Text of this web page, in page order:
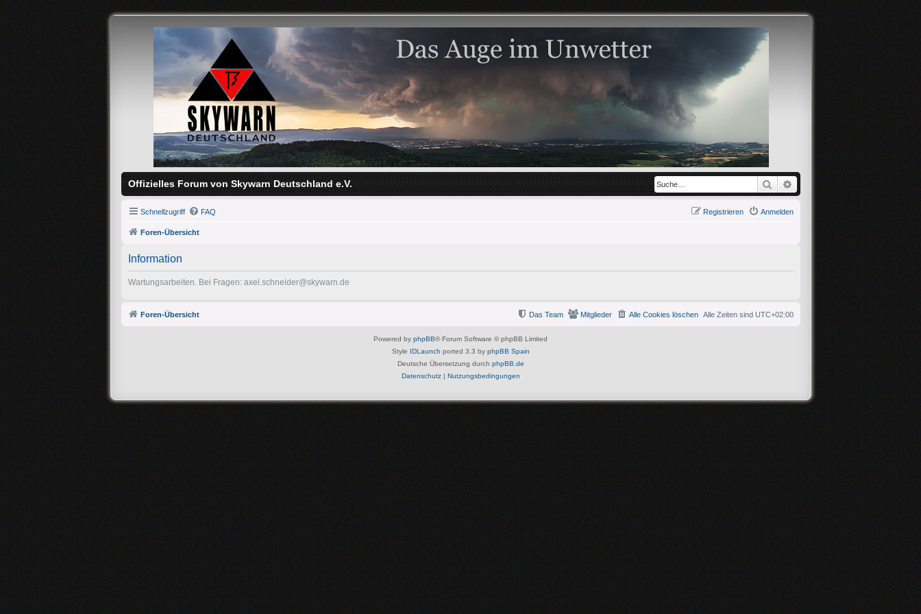
Offizielles Forum von Skywarn Deutschland e.V. Suche
Schnellzugriff FAQ Anmelden
Registrieren
Foren-Übersicht
Information
Wartungsarbeiten. Bei Fragen: axel.schneider@skywarn.de
Foren-Übersicht Alle Zeiten sind UTC+02:00
Alle Cookies löschen
Mitglieder
Das Team
Powered by phpBB® Forum Software © phpBB Limited
Style IDLaunch ported 3.3 by phpBB Spain
Deutsche Übersetzung durch phpBB.de
Datenschutz| Nutzungsbedingungen